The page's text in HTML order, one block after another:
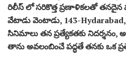
రిలీస్ లో సరికొత్త ప్రణాళికలతో తనదైన
వేటాడు వెంటాడు, 143-
సినిమాలు తన ప్రత్యేకతకు నిదర్శనం,
తాను అవలంబించే పద్ధతే తనకు ఒక